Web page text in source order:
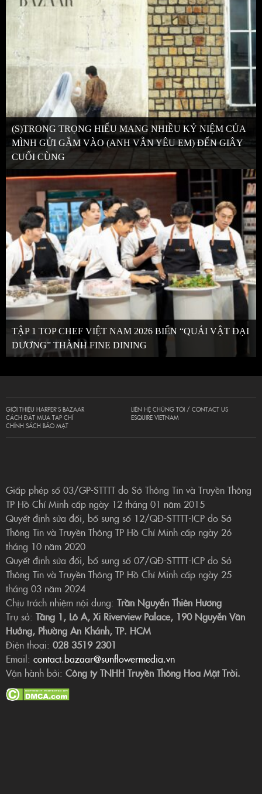
(S)TRONG TRỌNG HIẾU MANG NHIỀU KỶ NIỆM CỦA
MÌNH GỬI GẮM VÀO (ANH VẪN YÊU EM) ĐẾN GIÂY
CUỐI CÙNG
TẬP 1 TOP CHEF VIỆT NAM 2026 BIẾN “QUÁI VẬT ĐẠI
DƯƠNG” THÀNH FINE DINING
GIỚI THIỆU HARPER’S BAZAAR
CÁCH ĐẶT MUA TẠP CHÍ
CHÍNH SÁCH BẢO MẬT
LIÊN HỆ CHÚNG TÔI / CONTACT US
ESQUIRE VIETNAM
Giấp phép số 03/GP-STTTT do Sở Thông Tin và Truyền Thông
TP Hồ Chí Minh cấp ngày 12 tháng 01 năm 2015
Quyết định sửa đổi, bổ sung số 12/QĐ-STTTT-ICP do Sở
Thông Tin và Truyền Thông TP Hồ Chí Minh cấp ngày 26
tháng 10 năm 2020
Quyết định sửa đổi, bổ sung số 07/QĐ-STTTT-ICP do Sở
Thông Tin và Truyền Thông TP Hồ Chí Minh cấp ngày 25
tháng 03 năm 2024
Chịu trách nhiệm nội dung: Trần Nguyễn Thiên Hương
Trụ sở: Tầng 1, Lô A, Xi Riverview Palace, 190 Nguyễn Văn
Hưởng, Phường An Khánh, TP. HCM
Điện thoại: 028 3519 2301
Email: contact.bazaar@sunflowermedia.vn
Vận hành bởi: Công ty TNHH Truyền Thông Hoa Mặt Trời.